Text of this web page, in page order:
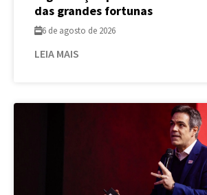
das grandes fortunas
6 de agosto de 2026
LEIA MAIS